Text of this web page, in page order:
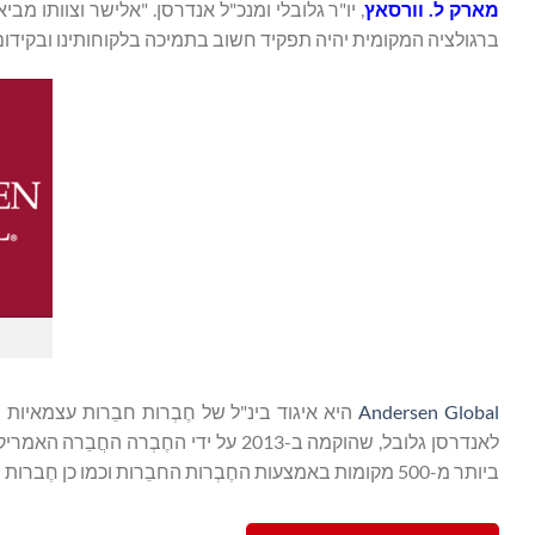
מארק ל. וורסאץ, יו"ר גלובלי ומנכ"ל אנדרסן. "אלישר וצוותו
ברגולציה המקומית יהיה תפקיד חשוב בתמיכה בלקוחותינו
Andersen Globalהיא איגוד בינ"ל של חֶבְרות חבֵרות
ביותר מ-500 מקומות באמצעות החֶבְרות החבֵרות וכמו כן חֶברות שיתוף הפעולה שלה.